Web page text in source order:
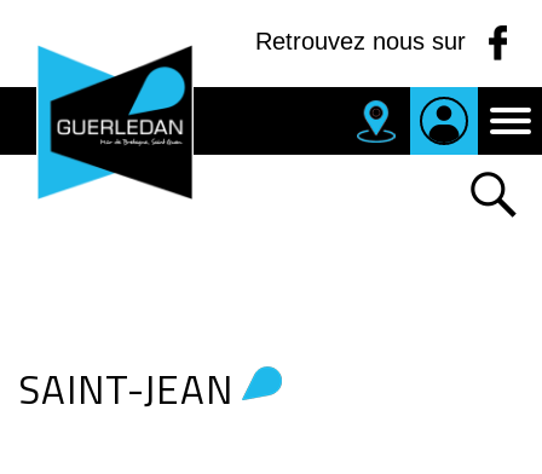
Retrouvez nous sur
SAINT-JEAN